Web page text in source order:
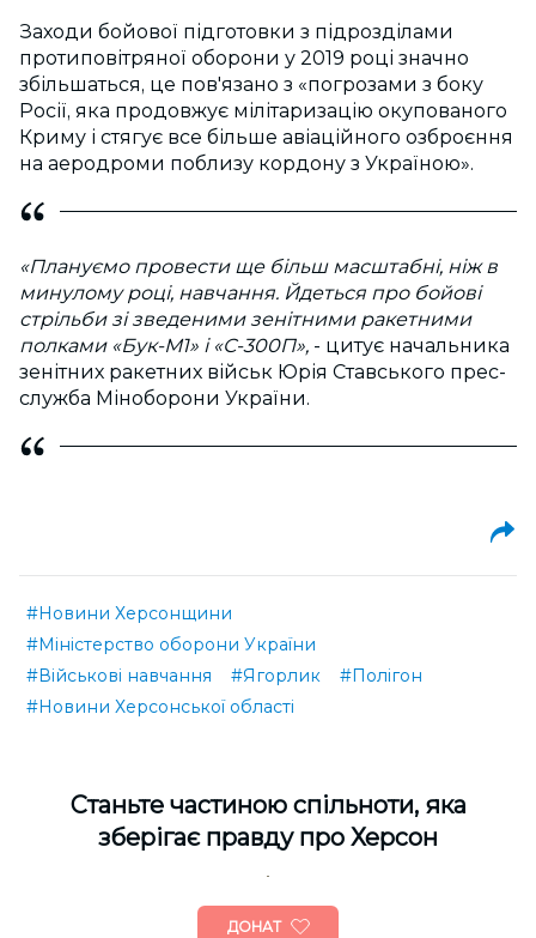
Заходи бойової підготовки з підрозділами
протиповітряної оборони у 2019 році значно
збільшаться, це пов'язано з «погрозами з боку
Росії, яка продовжує мілітаризацію окупованого
Криму і стягує все більше авіаційного озброєння
на аеродроми поблизу кордону з Україною».
«Плануємо провести ще більш масштабні, ніж в
минулому році, навчання. Йдеться про бойові
стрільби зі зведеними зенітними ракетними
полками «Бук-М1» і «С-300П», - цитує начальника
зенітних ракетних військ Юрія Ставського прес-
служба Міноборони України.
#Новини Херсонщини
#Міністерство оборони України
#Військові навчання
#Ягорлик
#Полігон
#Новини Херсонської області
Cтаньте частиною спільноти, яка
зберігає правду про Херсон
ДОНАТ